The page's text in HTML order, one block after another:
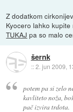
Z dodatkom
Kyocero lahko
TUKAJ pa so malo
šernk
::2. jun 2009,
potem pa si zelo
kavliteto noža,
pač izvira trdota.